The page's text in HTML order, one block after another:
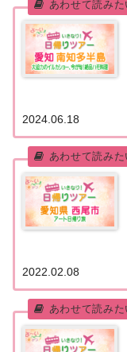
2024.06.18
2022.02.08